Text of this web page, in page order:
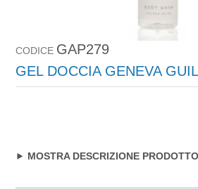
CODICE GAP279
GEL DOCCIA GENEVA
MOSTRA DESCRIZIONE PRODOTTO